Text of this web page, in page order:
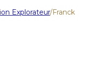
Explorateur/Franck